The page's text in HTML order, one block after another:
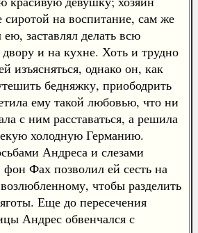
сиротой на воспитание, сам же
заставлял делать всю
и на кухне. Хоть и трудно
изъясняться, однако он, как
бедняжку, приободрить
ему такой любовью, что ни
с ним расставаться, а решила
холодную Германию.
Андреса и слезами
Фах позволил ей сесть на
чтобы разделить
Еще до пересечения
Андрес обвенчался с